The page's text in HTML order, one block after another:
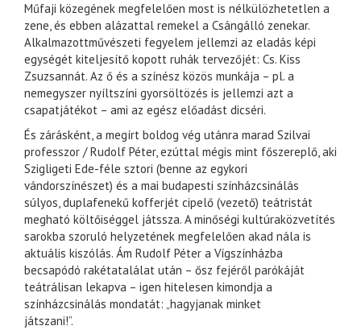
Műfaji közegének megfelelően most is nélkülözhetetlen a
zene, és ebben alázattal remekel a Csángálló zenekar.
Alkalmazottművészeti fegyelem jellemzi az eladás képi
egységét kiteljesítő kopott ruhák tervezőjét: Cs. Kiss
Zsuzsannát. Az ő és a színész közös munkája – pl. a
nemegyszer nyíltszíni gyorsöltözés is jellemzi azt a
csapatjátékot – ami az egész előadást dicséri.
És zárásként, a megírt boldog vég utánra marad Szilvai
professzor / Rudolf Péter, ezúttal mégis mint főszereplő, aki
Szigligeti Ede-féle sztori (benne az egykori
vándorszínészet) és a mai budapesti színházcsinálás
súlyos, duplafenekű kofferjét cipelő (vezető) teátristát
megható költőiséggel játssza. A minőségi kultúraközvetítés
sarokba szoruló helyzetének megfelelően akad nála is
aktuális kiszólás. Ám Rudolf Péter a Vígszínházba
becsapódó rakétatalálat után – ősz fejéről parókáját
teátrálisan lekapva – igen hitelesen kimondja a
színházcsinálás mondatát: „hagyjanak minket
játszani!”.